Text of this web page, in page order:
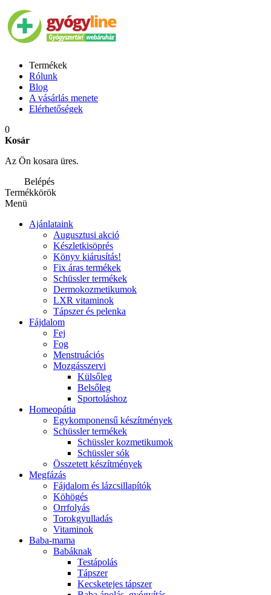
Termékek
Rólunk
Blog
A vásárlás menete
Elérhetőségek
0
Kosár
Az Ön kosara üres.
Belépés
Termékkörök
Menü
Ajánlataink
Augusztusi akció
Készletkisöprés
Könyv kiárusítás!
Fix áras termékek
Schüssler termékek
Dermokozmetikumok
LXR vitaminok
Tápszer és pelenka
Fájdalom
Fej
Fog
Menstruációs
Mozgásszervi
Külsőleg
Belsőleg
Sportoláshoz
Homeopátia
Egykomponensű készítmények
Schüssler termékek
Schüssler kozmetikumok
Schüssler sók
Összetett készítmények
Megfázás
Fájdalom és lázcsillapítók
Köhögés
Orrfolyás
Torokgyulladás
Vitaminok
Baba-mama
Babáknak
Testápolás
Tápszer
Kecsketejes tápszer